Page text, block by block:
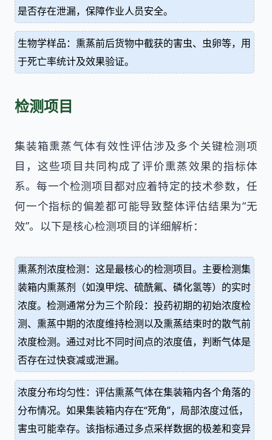
是否存在泄漏，保障作业人员安全。
生物学样品：熏蒸前后货物中截获的害虫、虫卵等，用
于死亡率统计及效果验证。
检测项目
集装箱熏蒸气体有效性评估涉及多个关键检测项
目，这些项目共同构成了评价熏蒸效果的指标体
系。每一个检测项目都对应着特定的技术参数，任
何一个指标的偏差都可能导致整体评估结果为“无
效”。以下是核心检测项目的详细解析：
熏蒸剂浓度检测：这是最核心的检测项目。主要检测集
装箱内熏蒸剂（如溴甲烷、硫酰氟、磷化氢等）的实时
浓度。检测通常分为三个阶段：投药初期的初始浓度检
测、熏蒸中期的浓度维持检测以及熏蒸结束时的散气前
浓度检测。通过对比不同时间点的浓度值，判断气体是
否存在过快衰减或泄漏。
浓度分布均匀性：评估熏蒸气体在集装箱内各个角落的
分布情况。如果集装箱内存在“死角”，局部浓度过低，
害虫可能幸存。该指标通过多点采样数据的极差和变异